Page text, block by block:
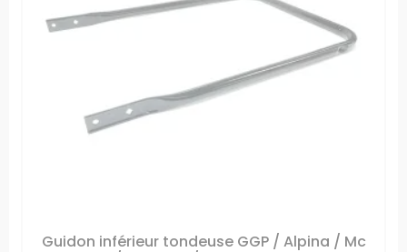
Guidon inférieur tondeuse GGP / Alpina / Mc